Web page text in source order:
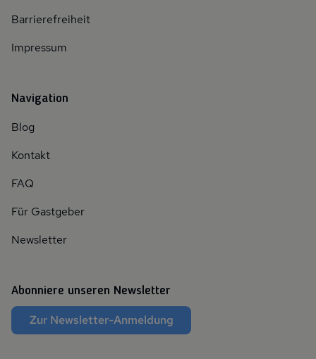
Barrierefreiheit
Impressum
Navigation
Blog
Kontakt
FAQ
Für Gastgeber
Newsletter
Abonniere unseren Newsletter
Zur Newsletter-Anmeldung